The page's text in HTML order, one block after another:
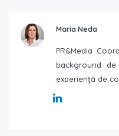
Maria Neda
PR&Media
background
experiență de